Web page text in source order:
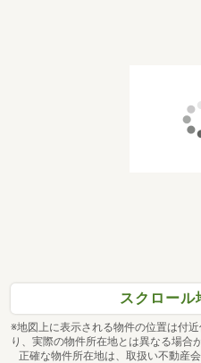
スクロール
※地図上に表示される物件の位置は付
り、実際の物件所在地とは異なる場合
正確な物件所在地は、取扱い不動産